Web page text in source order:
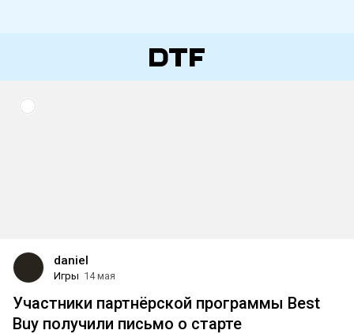
daniel
Игры 14 мая
Участники партнёрской программы Best
Buy получили письмо о старте